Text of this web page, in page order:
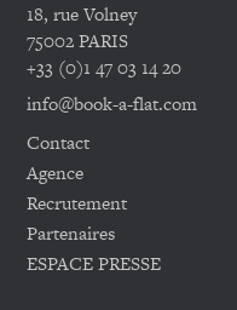
18, rue Volney
75002 PARIS
+33 (0)1 47 03 14 20
info@book-a-flat.com
Contact
Agence
Recrutement
Partenaires
ESPACE PRESSE